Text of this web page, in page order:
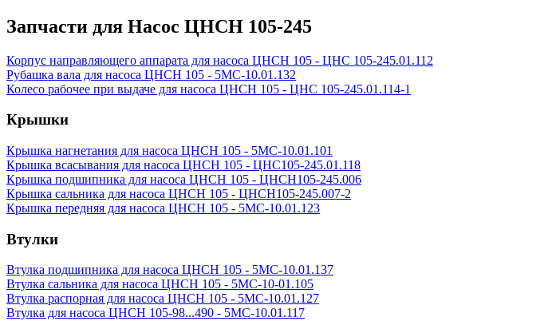
Запчасти для Насос ЦНСН 105-245
Корпус направляющего аппарата для насоса ЦНСН 105 - ЦНС 105-245.01.112
Рубашка вала для насоса ЦНСН 105 - 5МС-10.01.132
Колесо рабочее при выдаче для насоса ЦНСН 105 - ЦНС 105-245.01.114-1
Крышки
Крышка нагнетания для насоса ЦНСН 105 - 5МС-10.01.101
Крышка всасывания для насоса ЦНСН 105 - ЦНС105-245.01.118
Крышка подшипника для насоса ЦНСН 105 - ЦНСН105-245.006
Крышка сальника для насоса ЦНСН 105 - ЦНСН105-245.007-2
Крышка передняя для насоса ЦНСН 105 - 5МС-10.01.123
Втулки
Втулка подшипника для насоса ЦНСН 105 - 5МС-10.01.137
Втулка сальника для насоса ЦНСН 105 - 5МС-10-01.105
Втулка распорная для насоса ЦНСН 105 - 5МС-10.01.127
Втулка для насоса ЦНСН 105-98...490 - 5МС-10.01.117